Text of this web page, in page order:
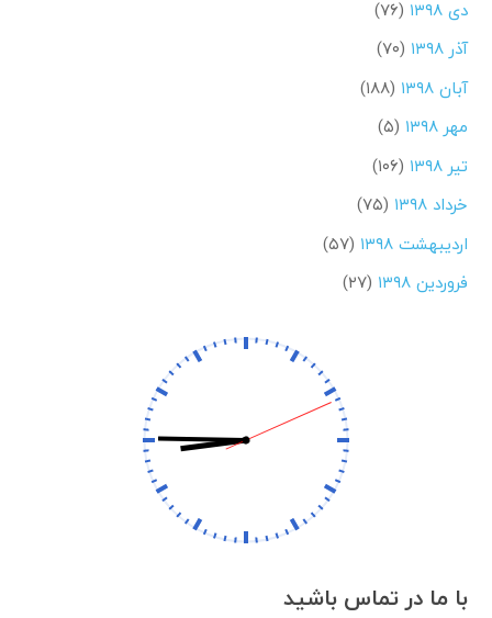
دی ۱۳۹۸
(۷۶)
آذر ۱۳۹۸
(۷۰)
آبان ۱۳۹۸
(۱۸۸)
مهر ۱۳۹۸
(۵)
تیر ۱۳۹۸
(۱۰۶)
خرداد ۱۳۹۸
(۷۵)
اردیبهشت ۱۳۹۸
(۵۷)
فروردین ۱۳۹۸
(۲۷)
با ما در تماس باشید